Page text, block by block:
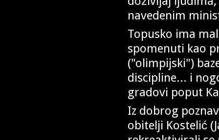
navedenim
Topusko ima
spomenuti kao
("olimpijski")
discipline... i
gradovi poput
Iz dobrog
obitelji Kostelić